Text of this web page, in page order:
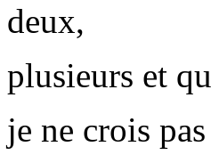
deux,
plusieurs et
je ne crois